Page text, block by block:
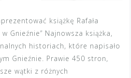
książkę Rafała
Gnieźnie” Najnowsza książka,
historiach, które napisało
Gnieźnie. Prawie 450 stron,
wątki z różnych